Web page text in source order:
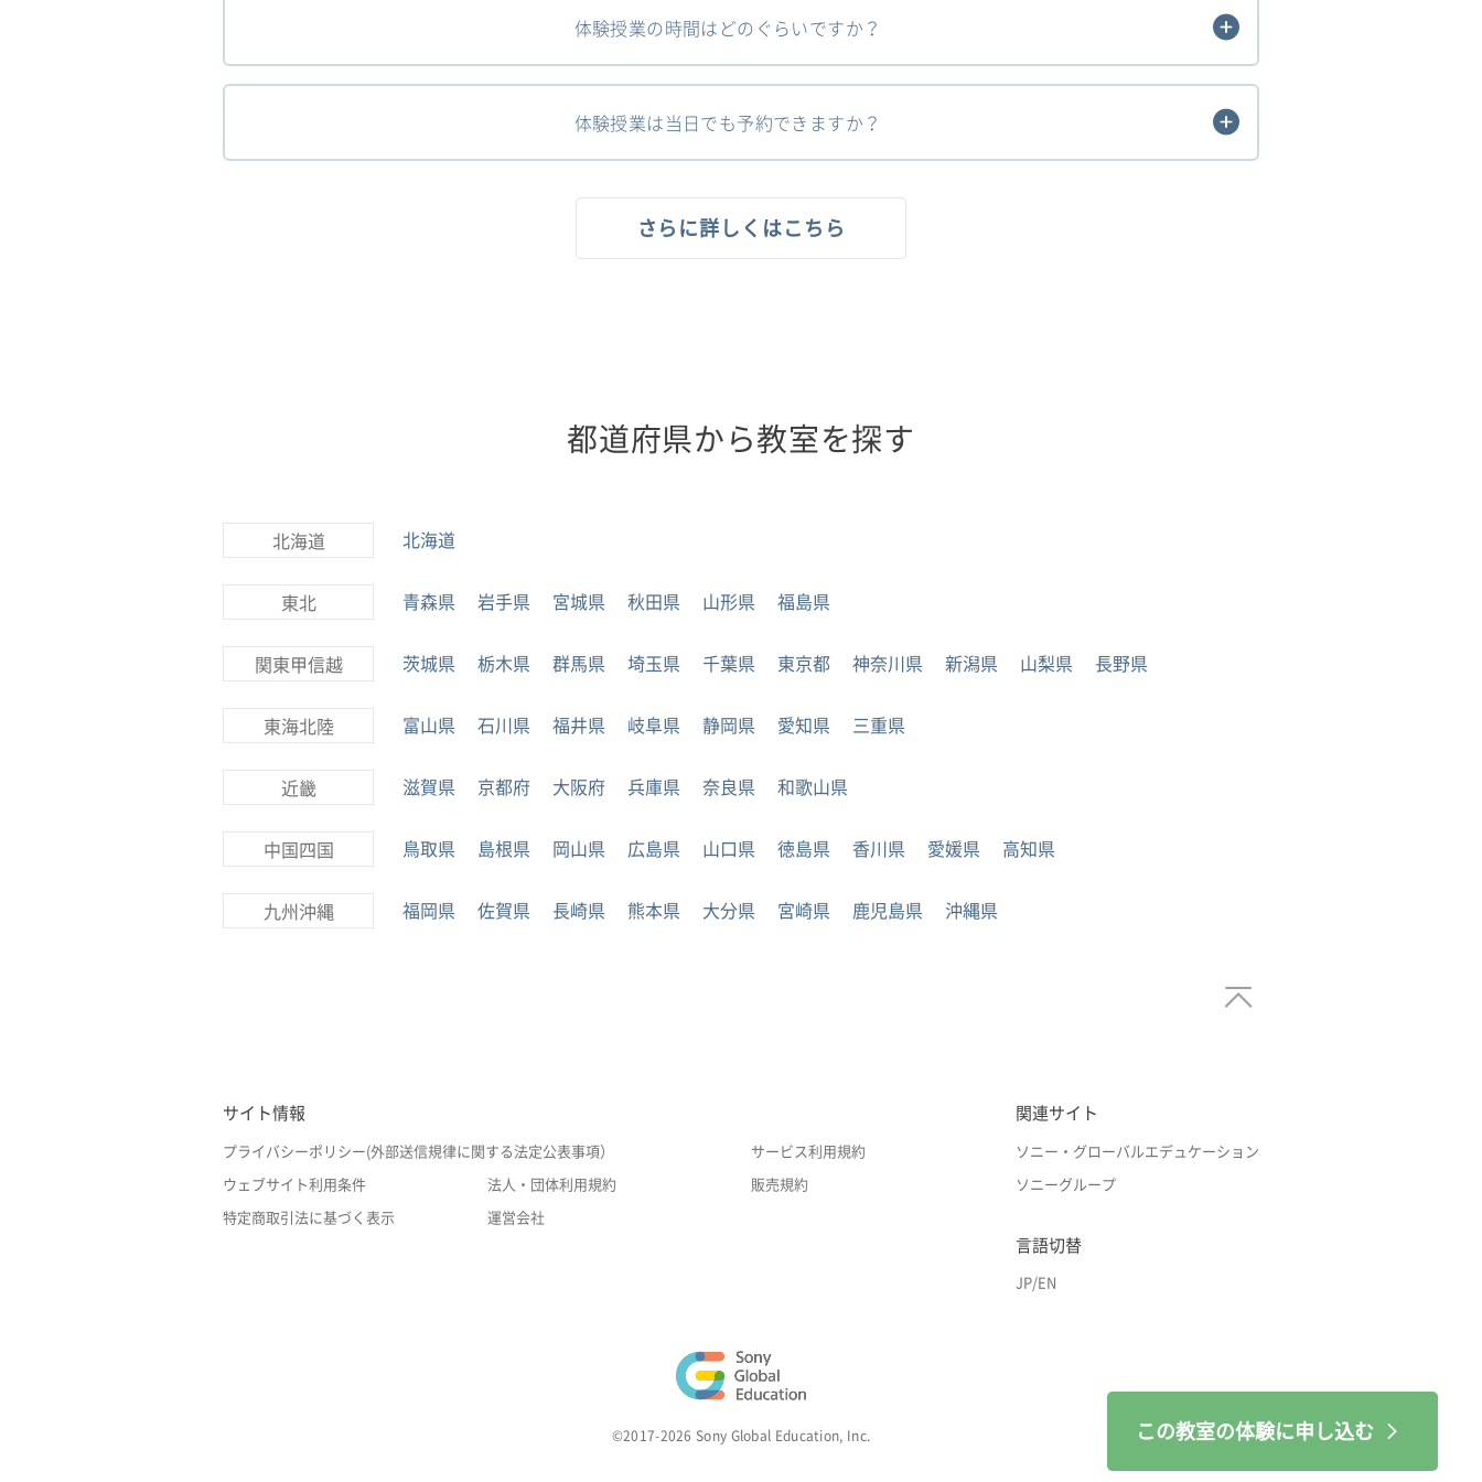
この教室の体験に申し込む
体験授業の時間はどのぐらいですか？
体験授業は当日でも予約できますか？
さらに詳しくはこちら
都道府県から教室を探す
北海道 北海道
東北 青森県 岩手県 宮城県 秋田県 山形県 福島県
関東甲信越 茨城県 栃木県 群馬県 埼玉県 千葉県 東京都 神奈川県 新潟県 山梨県 長野県
東海北陸 富山県 石川県 福井県 岐阜県 静岡県 愛知県 三重県
近畿 滋賀県 京都府 大阪府 兵庫県 奈良県 和歌山県
中国四国 鳥取県 島根県 岡山県 広島県 山口県 徳島県 香川県 愛媛県 高知県
九州沖縄 福岡県 佐賀県 長崎県 熊本県 大分県 宮崎県 鹿児島県 沖縄県
サイト情報
プライバシーポリシー(外部送信規律に関する法定公表事項） サービス利用規約
ウェブサイト利用条件 法人・団体利用規約 販売規約
特定商取引法に基づく表示 運営会社
関連サイト
ソニー・グローバルエデュケーション
ソニーグループ
言語切替
JP/EN
©2017-2026 Sony Global Education, Inc.